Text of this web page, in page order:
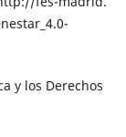
y los Derechos